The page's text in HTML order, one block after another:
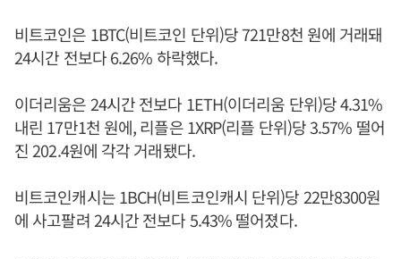
비트코인은 1BTC(비트코인 단위)당 721만8천 원에 거래돼
24시간 전보다 6.26% 하락했다.
이더리움은 24시간 전보다 1ETH(이더리움 단위)당 4.31%
내린 17만1천 원에, 리플은 1XRP(리플 단위)당 3.57% 떨어
진 202.4원에 각각 거래됐다.
비트코인캐시는 1BCH(비트코인캐시 단위)당 22만8300원
에 사고팔려 24시간 전보다 5.43% 떨어졌다.